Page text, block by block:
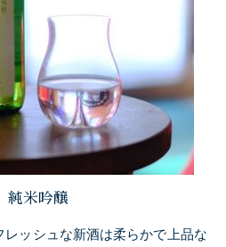
純米吟醸
レッシュな新酒は柔らかで上品な